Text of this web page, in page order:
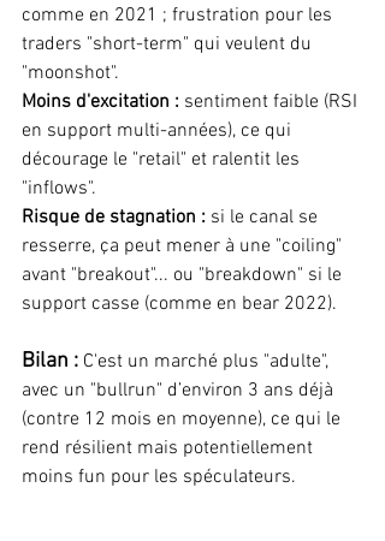
comme en 2021 ; frustration pour les
traders "short-term" qui veulent du
"moonshot".
Moins d'excitation : sentiment faible (RSI
en support multi-années), ce qui
décourage le "retail" et ralentit les
"inflows".
Risque de stagnation : si le canal se
resserre, ça peut mener à une "coiling"
avant "breakout"... ou "breakdown" si le
support casse (comme en bear 2022).
Bilan : C'est un marché plus "adulte",
avec un "bullrun" d’environ 3 ans déjà
(contre 12 mois en moyenne), ce qui le
rend résilient mais potentiellement
moins fun pour les spéculateurs.